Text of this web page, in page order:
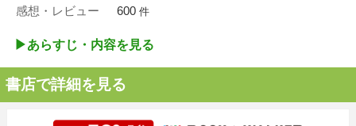
感想・レビュー 600 件
▶︎あらすじ・内容を見る
書店で詳細を見る